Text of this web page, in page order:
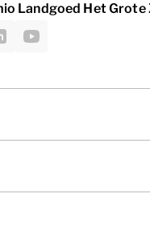
Landgoed Het Grote